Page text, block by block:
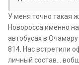
У меня точно такая
Новоросса именно
автобусах в
814. Нас встретили
личный состав...